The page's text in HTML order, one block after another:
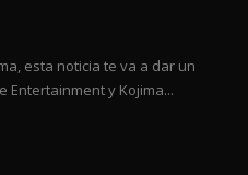
esta noticia te va a dar un
Entertainment y Kojima...